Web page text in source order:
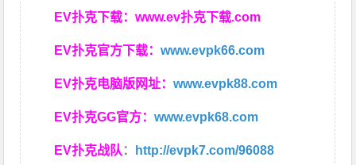
EV扑克下载：www.ev扑克下载.com
EV扑克官方下载：www.evpk66.com
EV扑克电脑版网址：www.evpk88.com
EV扑克GG官方：www.evpk68.com
EV扑克战队 ： http://evpk7.com/96088